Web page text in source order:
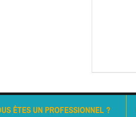
ÊTES UN PROFESSIONNEL ?